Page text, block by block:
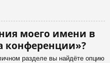
моего имени в
конференции»?
разделе вы найдёте опцию